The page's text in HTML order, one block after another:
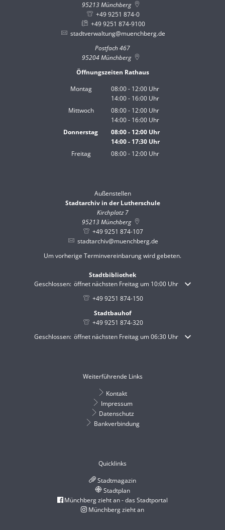
95213Münchberg
+49 9251 874-0
+49 9251 874-9100
stadtverwaltung@muenchberg.de
Postfach 467
95204Münchberg
Öffnungszeiten Rathaus
Montag
08:00- 12:00 Uhr
Von 08:00 bis 12:00 Uhr
14:00- 16:00 Uhr
Von 14:00 bis 16:00 Uhr
Mittwoch 08:00- 12:00 Uhr
Von 08:00 bis 12:00 Uhr
14:00- 16:00 Uhr
Von 14:00 bis 16:00 Uhr
Donnerstag 08:00- 12:00Uhr
Von 08:00 bis 12:00 Uhr
14:00- 17:30Uhr
Von 14:00 bis 17:30 Uhr
Freitag 08:00- 12:00 Uhr
Außenstellen
Stadtarchiv in der Lutherschule
Kirchplatz 7
95213Münchberg
+49 9251 874-107
stadtarchiv@muenchberg.de
Um vorherige Terminvereinbarung wird gebeten.
Stadtbibliothek
Klicken, um weitere Öffnungs- oder Schließzeiten auszublenden
Geschlossen: öffnet nächsten Freitag um 10:00 Uhr
+49 9251 874-150
Stadtbauhof
+49 9251 874-320
Klicken, um weitere Öffnungs- oder Schließzeiten auszublenden
Geschlossen: öffnet nächsten Freitag um 06:30 Uhr
Weiterführende Links
Kontakt
Impressum
Datenschutz
Bankverbindung
Quicklinks
Stadtmagazin
Stadtplan
Münchberg zieht an - das Stadtportal
Münchberg zieht an